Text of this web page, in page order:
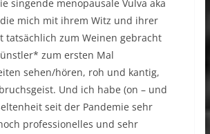
singende menopausale Vulva aka
mich mit ihrem Witz und ihrer
tatsächlich zum Weinen gebracht
zum ersten Mal
sehen/hören, roh und kantig,
Und ich habe (on – und
seit der Pandemie sehr
professionelles und sehr